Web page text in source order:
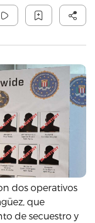
dos operativos
que
de secuestro y